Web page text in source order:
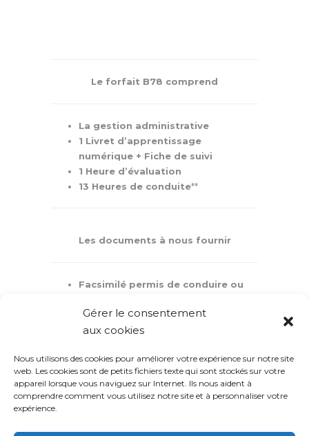
Gérer le consentement
aux cookies
Nous utilisons des cookies pour améliorer votre expérience sur notre site
web. Les cookies sont de petits fichiers texte qui sont stockés sur votre
appareil lorsque vous naviguez sur Internet. Ils nous aident à
comprendre comment vous utilisez notre site et à personnaliser votre
expérience.
Le forfait B78 comprend
La gestion administrative
1 Livret d’apprentissage
numérique + Fiche de suivi
1 Heure d’évaluation
13 Heures de conduite**
Les documents à nous fournir
Facsimilé permis de conduire ou
l'attestation d'hébergement
*Frais d’accompagnement au permis 55€
d’avance)